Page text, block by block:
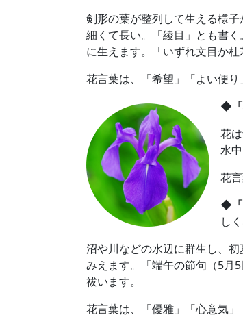
剣形の葉が整列して生える様
細くて長い。「綾目」とも書
に生えます。「いずれ文目か
花言葉は、「希望」「よい便り
◆「
花
水
花
◆「
し
沼や川などの水辺に群生し、
みえます。「端午の節句（5月
祓います。
花言葉は、「優雅」「心意気」